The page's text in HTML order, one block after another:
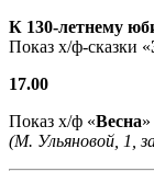
К 130-летнему
Показ х/ф-сказки «
17.00
Показ х/ф «Весна
(М. Ульяновой, 1,